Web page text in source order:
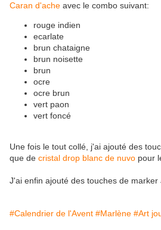
Caran d'ache avec le combo suivant:
rouge indien
ecarlate
brun chataigne
brun noisette
brun
ocre
ocre brun
vert paon
vert foncé
Une fois le tout collé, j'ai ajouté des
que de cristal drop blanc de nuvo pour
J'ai enfin ajouté des touches de marker
#Calendrier de l'Avent #Marlène #Art